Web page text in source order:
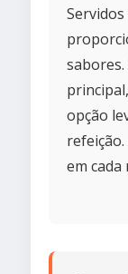
opção
em cada